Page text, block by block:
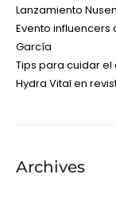
Lanzamiento
Evento influencers
García
Tips para cuidar
Hydra Vital en
Archives